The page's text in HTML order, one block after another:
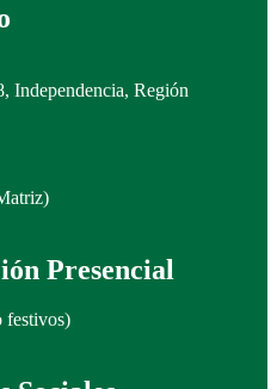
Independencia, Región
Presencial
festivos)